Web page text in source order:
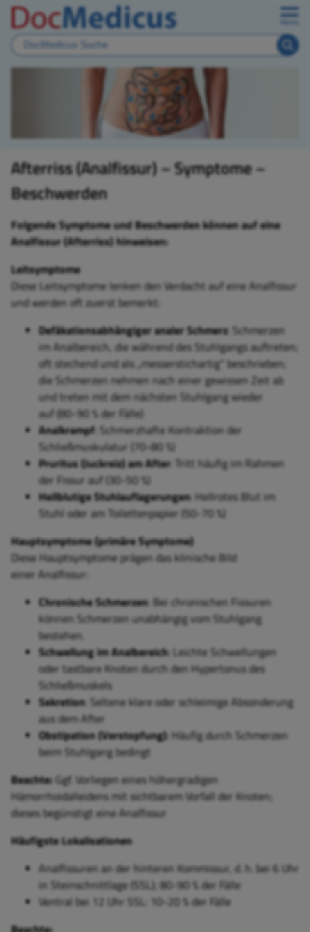
Afterriss (Analfissur) – Symptome –
Beschwerden
Folgende Symptome und Beschwerden können auf eine
Analfissur (Afterriss) hinweisen:
Leitsymptome
Diese Leitsymptome lenken den Verdacht auf eine Analfissur
und werden oft zuerst bemerkt:
Defäkationsabhängiger analer Schmerz: Schmerzen
im Analbereich, die während des Stuhlgangs auftreten;
oft stechend und als „messerstichartig“ beschrieben;
die Schmerzen nehmen nach einer gewissen Zeit ab
und treten mit dem nächsten Stuhlgang wieder
auf(80-90 % der Fälle)
Analkrampf: Schmerzhafte Kontraktion der
Schließmuskulatur (70-80 %)
Pruritus (Juckreiz) am After: Tritt häufig im Rahmen
der Fissur auf (30-50 %)
Hellblutige Stuhlauflagerungen: Hellrotes Blut im
Stuhl oder am Toilettenpapier (50-70 %)
Hauptsymptome (primäre Symptome)
Diese Hauptsymptome prägen das klinische Bild
einer Analfissur:
Chronische Schmerzen: Bei chronischen Fissuren
können Schmerzen unabhängig vom Stuhlgang
bestehen.
Schwellung im Analbereich: Leichte Schwellungen
oder tastbare Knoten durch den Hypertonus des
Schließmuskels
Sekretion: Seltene klare oder schleimige Absonderung
aus dem After
Obstipation (Verstopfung): Häufig durch Schmerzen
beim Stuhlgang bedingt
Beachte:Ggf. Vorliegen eines höhergradigen
Hämorrhoidalleidens mit sichtbarem Vorfall der Knoten;
dieses begünstigt eine Analfissur
Häufigste Lokalisationen
Analfissuren an der hinteren Kommissur, d. h. bei 6 Uhr
in Steinschnittlage (SSL); 80-90 % der Fälle
Ventral bei 12 Uhr SSL: 10-20 % der Fälle